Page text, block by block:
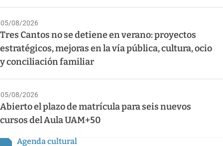
05/08/2026
Tres Cantos no se detiene en verano: proyectos
estratégicos, mejoras en la vía pública, cultura, ocio
y conciliación familiar
05/08/2026
Abierto el plazo de matrícula para seis nuevos
cursos del Aula UAM+50
Agenda cultural